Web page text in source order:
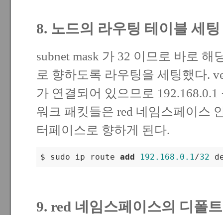
8. 노드의 라우팅 테이블 세팅
subnet mask 가 32 이므로 바로 해
로 향하도록 라우팅을 세팅했다.
가 연결되어 있으므로
워크 패킷들은 red 네임스페이스
터페이스로 향하게 된다.
$ sudo ip route add 192.168 .0 .1/32
9. red 네임스페이스의 디폴